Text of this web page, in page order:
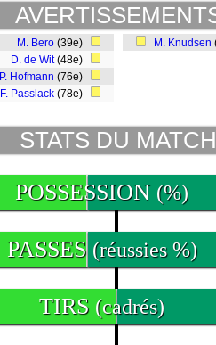
M. Bero (39e)
D. de Wit(48e)
P. Hofmann (76e)
F. Passlack (78e)
M. Knudsen
STATS DU MATCH
POSSESSION (%)
PASSES (réussies %)
TIRS (cadrés)